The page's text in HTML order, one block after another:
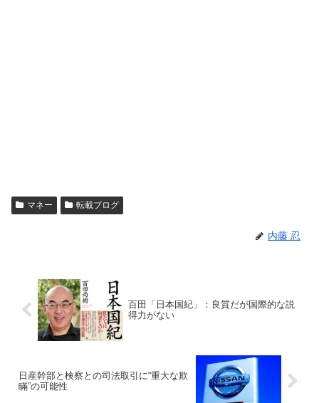
マネー 転載ブログ
内藤 忍
百田「日本国紀」：良質だが国際的な説
得力がない
日産幹部と検察との司法取引に“重大な欺
瞞”の可能性